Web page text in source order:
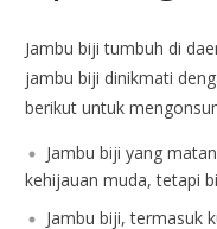
Jambu biji tumbuh di
jambu biji dinikmati
berikut untuk
Jambu biji yang
kehijauan muda, tetapi
Jambu biji, termasuk